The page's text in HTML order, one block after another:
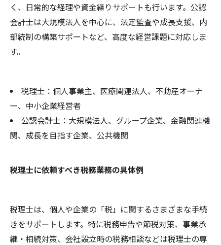
く、日常的な経理や資金繰りサポートも行います。公認
会計士は大規模法人を中心に、法定監査や成長支援、内
部統制の構築サポートなど、高度な経営課題に対応しま
す。
税理士：個人事業主、医療関連法人、不動産オーナ
ー、中小企業経営者
公認会計士：大規模法人、グループ企業、金融関連機
関、成長を目指す企業、公共機関
税理士に依頼すべき税務業務の具体例
税理士は、個人や企業の「税」に関するさまざまな手続
きをサポートします。特に税務申告や節税対策、事業承
継・相続対策、会社設立時の税務相談などは税理士の専